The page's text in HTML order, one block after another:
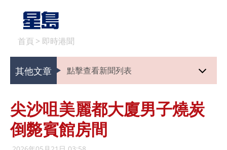
首頁 > 即時港聞
其他文章 點擊查看新聞列表
尖沙咀美麗都大廈男子燒炭
倒斃賓館房間